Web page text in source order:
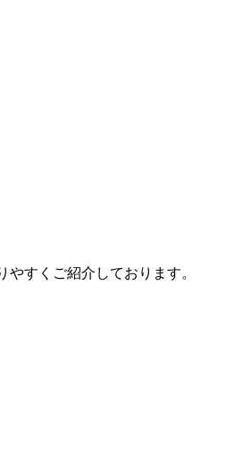
すくご紹介しております。